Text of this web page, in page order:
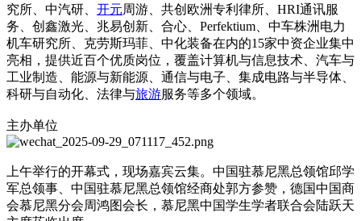
究所、中汽研、 开元周游、共创欧洲专利律所、HRI通讯服
务、创鑫激光、兆易创新、合心、Perfektium、中车株洲电力
机车研究所、克劳斯玛菲、中化装备在内的15家中资企业集中
亮相，提供近百个优质岗位，覆盖计算机与信息技术、汽车与
工业制造、能源与新能源、通信与电子、集成电路与半导体、
科研与自动化、法律与旅游服务等多个领域。
主办单位
上午举行的开幕式，现场嘉宾云集。中国驻慕尼黑总领馆邱学
军总领事、中国驻慕尼黑总领馆经商处郭方参赞，德国中国商
会慕尼黑分会周鸿图会长，慕尼黑中国学生学者联合会陆跃天